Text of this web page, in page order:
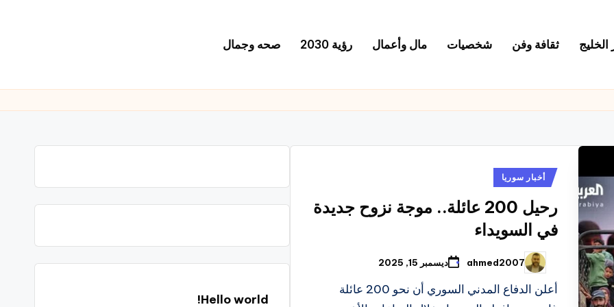
الخليج ثقافة وفن شخصيات مال وأعمال رؤية 2030 صحه وجمال
نُشرأخبار سوريا
رحيل 200 عائلة.. موجة نزوح جديدة
في السويداء
تمّ
النشر
بواسطة
ahmed2007 ديسمبر 15, 2025
أعلن الدفاع المدني السوري أن نحو 200 عائلة
Hello world!